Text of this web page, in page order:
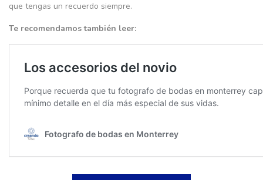
que tengas un recuerdo siempre.
Te recomendamos también leer: